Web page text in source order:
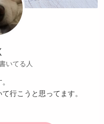
いてる人
行こうと思ってます。